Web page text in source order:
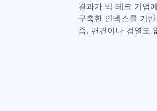
결과가 빅 테크 기업
구축한 인덱스를 기
즘, 편견이나 검열도